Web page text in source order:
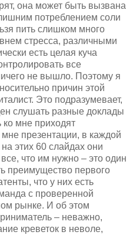
она может быть вызвана
потреблением соли
пить слишком много
стресса, различными
есть целая куча
все
не вышло. Поэтому я
причин этой
Это подразумевает,
слушать разные доклады
мне приходят
презентации, в каждой
этих 60 слайдах они
что им нужно – это один
преимущество первого
что у них есть
с проверенной
рынке. И об этом
– неважно,
креветок в неволе,